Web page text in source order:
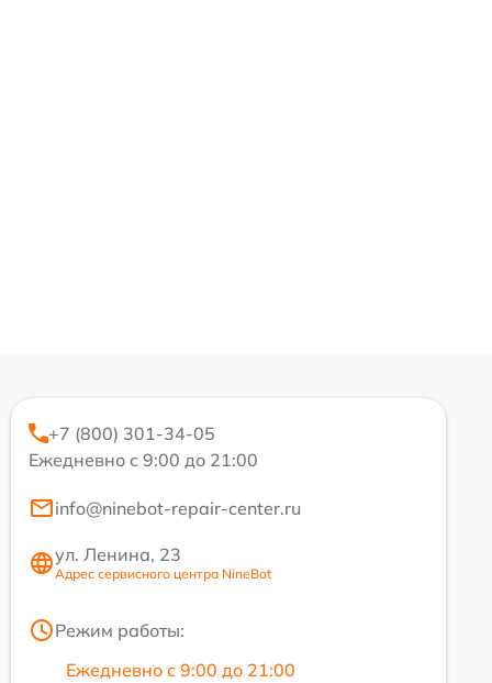
+7 (800) 301-34-05
Ежедневно с 9:00 до 21:00
info@ninebot-repair-center.ru
ул. Ленина, 23
Адрес сервисного центра NineBot
Режим работы:
Ежедневно с 9:00 до 21:00